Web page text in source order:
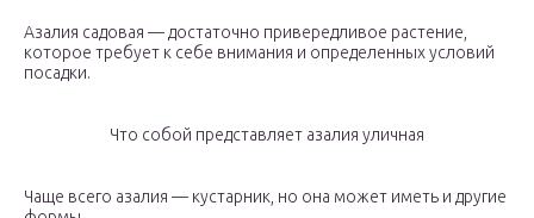
Азалия садовая — достаточно привередливое растение,
которое требует к себе внимания и определенных условий
посадки.
Что собой представляет азалия уличная
Чаще всего азалия — кустарник, но она может иметь и другие